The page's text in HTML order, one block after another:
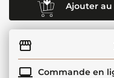
Ajouter
Commande en